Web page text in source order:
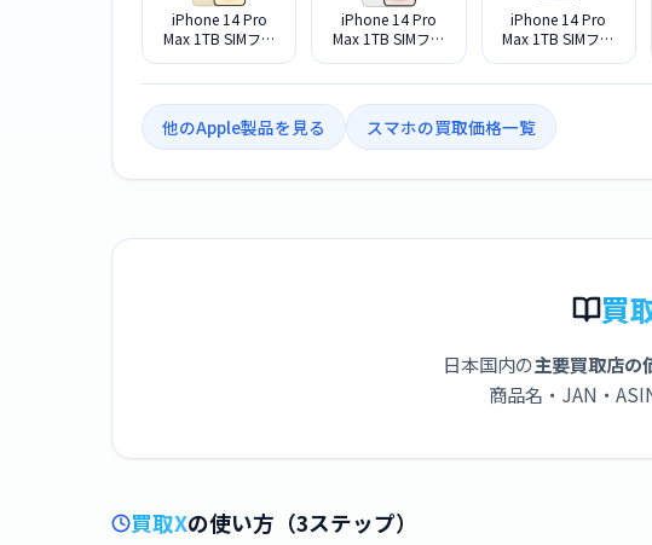
iPhone 14 Pro
Max 1TB SIMフリ
iPhone 14 Pro
Max 1TB SIMフリ
iPhone 14 Pro
Max 1TB SIMフリ
他のApple製品を見る スマホの買取価格一覧
買
日本国内の主要買取店の
商品名・JAN・
買取Xの使い方（3ステップ）